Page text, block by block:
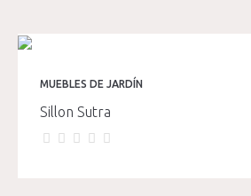
MUEBLES DE JARDÍN
Sillon Sutra